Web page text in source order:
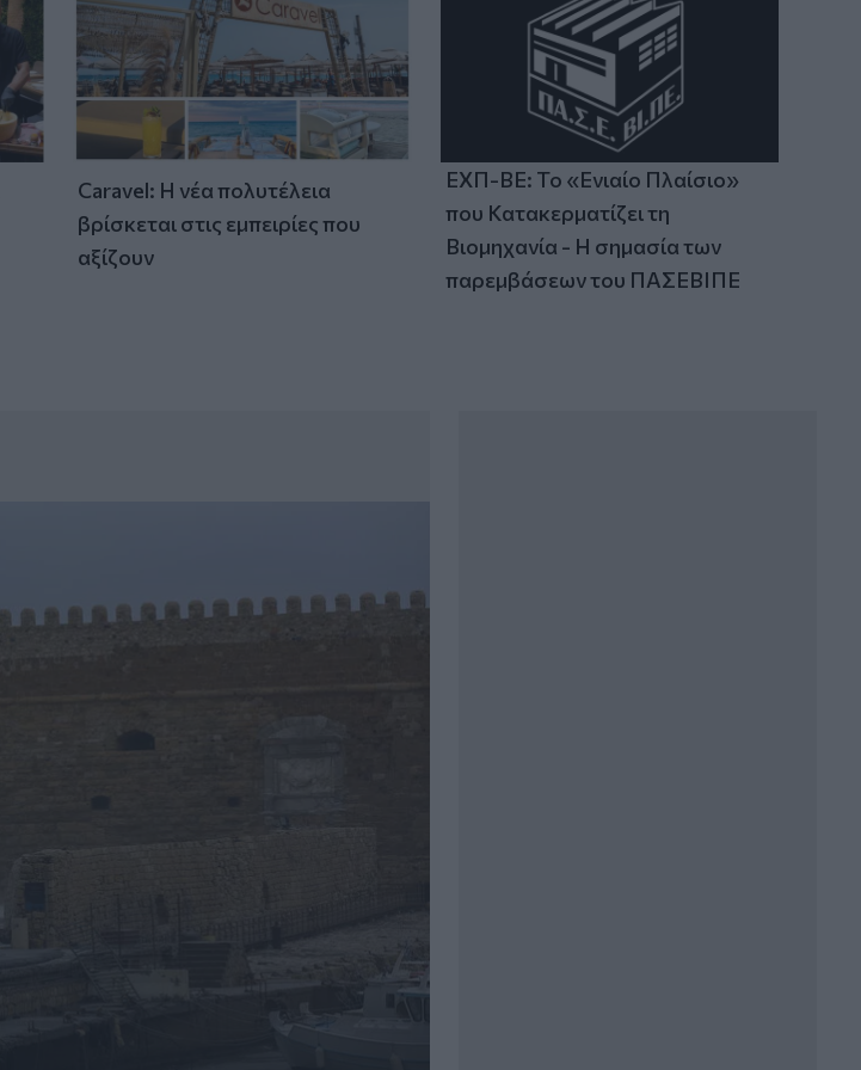
Caravel: Η νέα πολυτέλεια
βρίσκεται στις εμπειρίες που
αξίζουν
ΕΧΠ-ΒΕ: Το «Ενιαίο Πλαίσιο»
που Κατακερματίζει τη
Βιομηχανία - Η σημασία των
παρεμβάσεων του ΠΑΣΕΒΙΠΕ